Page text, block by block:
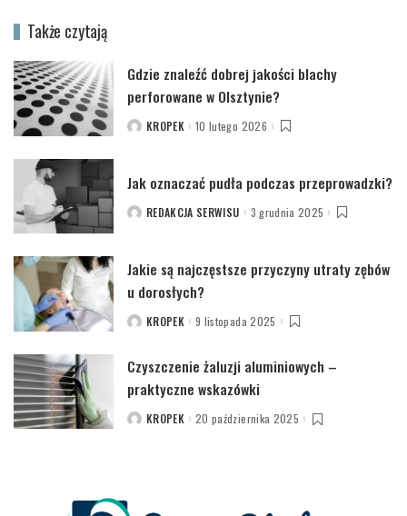
Także czytają
Gdzie znaleźć dobrej jakości blachy
perforowane w Olsztynie?
POSTEDKROPEK 10 lutego 2026
Jak oznaczać pudła podczas przeprowadzki?
POSTEDREDAKCJA SERWISU 3 grudnia 2025
Jakie są najczęstsze przyczyny utraty zębów
u dorosłych?
POSTEDKROPEK 9 listopada 2025
Czyszczenie żaluzji aluminiowych –
praktyczne wskazówki
POSTEDKROPEK 20 października 2025